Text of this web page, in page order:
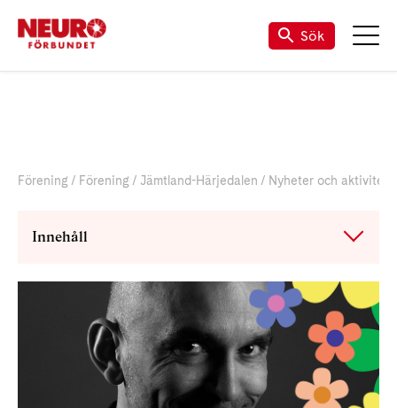
Sök
Förening Förening Jämtland-Härjedalen Nyheter och
Innehåll